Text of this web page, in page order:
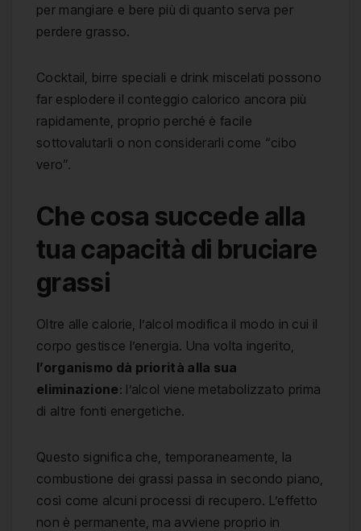
per mangiare e bere più di quanto serva per
perdere grasso.
Cocktail, birre speciali e drink miscelati possono
far esplodere il conteggio calorico ancora più
rapidamente, proprio perché è facile
sottovalutarli o non considerarli come “cibo
vero”.
Che cosa succede alla
tua capacità di bruciare
grassi
Oltre alle calorie, l’alcol modifica il modo in cui il
corpo gestisce l’energia. Una volta ingerito,
l’organismo dà priorità alla sua
eliminazione: l’alcol viene metabolizzato prima
di altre fonti energetiche.
Questo significa che, temporaneamente, la
combustione dei grassi passa in secondo piano,
così come alcuni processi di recupero. L’effetto
non è permanente, ma avviene proprio in